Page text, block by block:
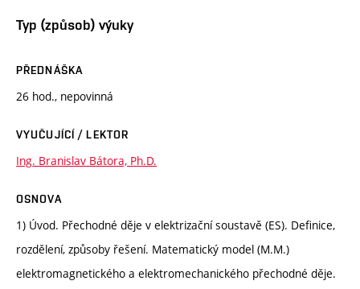
Typ (způsob) výuky
PŘEDNÁŠKA
26 hod., nepovinná
VYUČUJÍCÍ / LEKTOR
Ing. Branislav Bátora, Ph.D.
OSNOVA
1) Úvod. Přechodné děje v elektrizační soustavě (ES). Definice,
rozdělení, způsoby řešení. Matematický model (M.M.)
elektromagnetického a elektromechanického přechodné děje.